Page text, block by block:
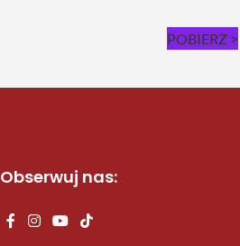
POBIERZ >
Obserwuj nas: